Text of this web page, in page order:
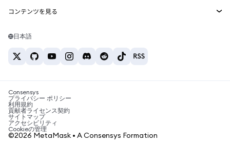
Web3サービス
サポート
キャリア
お問い合わせ
Tetherの価格
USDT→INR
BTC→INR
ETH→USDT
ETHの購入
USDTの購入
SHIBの購入
BNBの購入
コンテンツを見る
Solanaウォレット
税制関連ニュース
暗号資産の購入方法は？
ビットコインを売るには？
日本語
Consensys
プライバシー ポリシー
利用規約
貢献者ライセンス契約
サイトマップ
アクセシビリティ
Cookieの管理
©2026 MetaMask • A Consensys Formation